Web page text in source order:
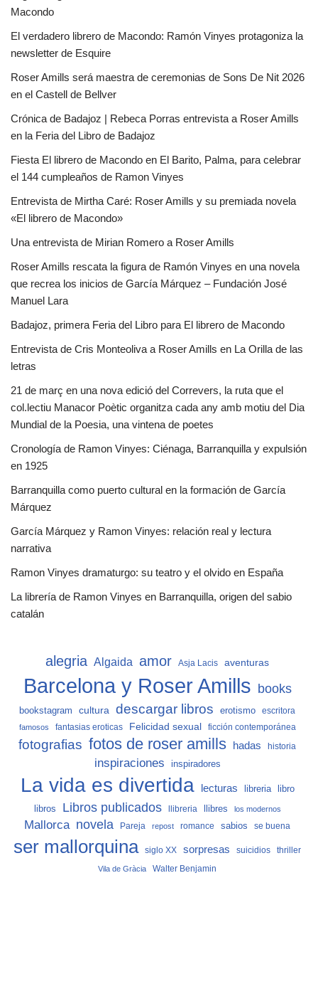
Macondo
El verdadero librero de Macondo: Ramón Vinyes protagoniza la
newsletter de Esquire
Roser Amills será maestra de ceremonias de Sons De Nit 2026
en el Castell de Bellver
Crónica de Badajoz | Rebeca Porras entrevista a Roser Amills
en la Feria del Libro de Badajoz
Fiesta El librero de Macondo en El Barito, Palma, para celebrar
el 144 cumpleaños de Ramon Vinyes
Entrevista de Mirtha Caré: Roser Amills y su premiada novela
«El librero de Macondo»
Una entrevista de Mirian Romero a Roser Amills
Roser Amills rescata la figura de Ramón Vinyes en una novela
que recrea los inicios de García Márquez – Fundación José
Manuel Lara
Badajoz, primera Feria del Libro para El librero de Macondo
Entrevista de Cris Monteoliva a Roser Amills en La Orilla de las
letras
21 de març en una nova edició del Correvers, la ruta que el
col.lectiu Manacor Poètic organitza cada any amb motiu del Dia
Mundial de la Poesia, una vintena de poetes
Cronología de Ramon Vinyes: Ciénaga, Barranquilla y expulsión
en 1925
Barranquilla como puerto cultural en la formación de García
Márquez
García Márquez y Ramon Vinyes: relación real y lectura
narrativa
Ramon Vinyes dramaturgo: su teatro y el olvido en España
La librería de Ramon Vinyes en Barranquilla, origen del sabio
catalán
alegria Algaida amor Asja Lacis aventuras
Barcelona y Roser Amills books
bookstagram cultura descargar libros erotismo escritora
famosos fantasias eroticas Felicidad sexual ficción contemporánea
fotografias fotos de roser amills hadas historia
inspiraciones inspiradores
La vida es divertida lecturas libreria
libro
libros
Libros publicados llibreria llibres los modernos
Mallorca novela Pareja repost romance sabios se buena
ser mallorquina siglo XX sorpresas suicidios thriller
Vila de Gràcia Walter Benjamin